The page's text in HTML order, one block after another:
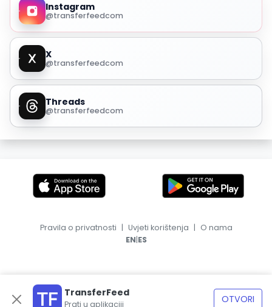
Instagram
@transferfeedcom
X
@transferfeedcom
Threads
@transferfeedcom
TransferFeed
Prati u aplikaciji OTVORI
Pravila o privatnosti | Uvjeti korištenja | O nama
EN|ES